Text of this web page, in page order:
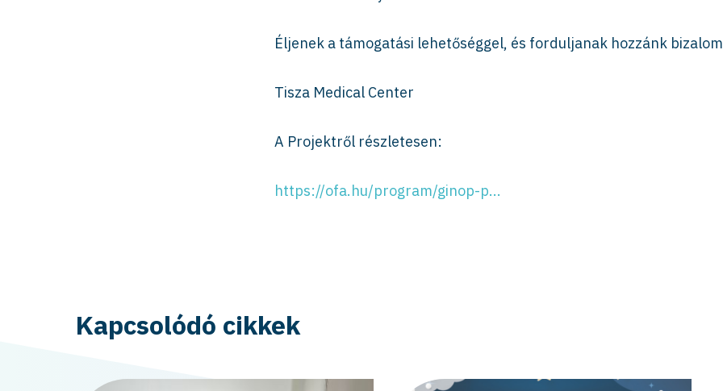
Éljenek a támogatási lehetőséggel, és forduljanak hozzánk
Tisza Medical Center
A Projektről részletesen:
https://ofa.hu/program/ginop-p...
Kapcsolódó cikkek